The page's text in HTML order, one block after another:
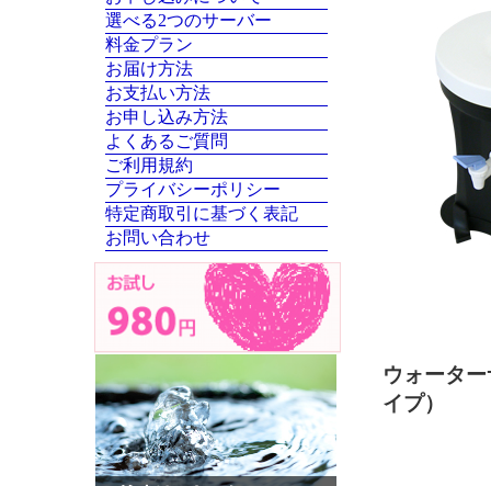
ウォータ
イプ）
選べる2つのサーバー
料金プラン
お届け方法
お支払い方法
お申し込み方法
よくあるご質問
ご利用規約
プライバシーポリシー
特定商取引に基づく表記
お問い合わせ